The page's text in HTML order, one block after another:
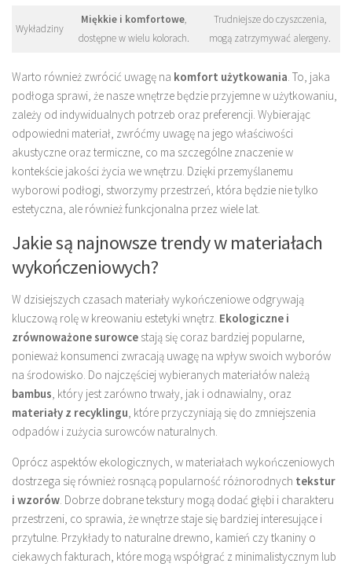
Wykładziny
Miękkie i komfortowe,
dostępne w wielu kolorach.
Trudniejsze do czyszczenia,
mogą zatrzymywać alergeny.
Warto również zwrócić uwagę na komfort użytkowania. To, jaka
podłoga sprawi, że nasze wnętrze będzie przyjemne w użytkowaniu,
zależy od indywidualnych potrzeb oraz preferencji. Wybierając
odpowiedni materiał, zwróćmy uwagę na jego właściwości
akustyczne oraz termiczne, co ma szczególne znaczenie w
kontekście jakości życia we wnętrzu. Dzięki przemyślanemu
wyborowi podłogi, stworzymy przestrzeń, która będzie nie tylko
estetyczna, ale również funkcjonalna przez wiele lat.
Jakie są najnowsze trendy w materiałach
wykończeniowych?
W dzisiejszych czasach materiały wykończeniowe odgrywają
kluczową rolę w kreowaniu estetyki wnętrz. Ekologiczne i
zrównoważone surowce stają się coraz bardziej popularne,
ponieważ konsumenci zwracają uwagę na wpływ swoich wyborów
na środowisko. Do najczęściej wybieranych materiałów należą
bambus, który jest zarówno trwały, jak i odnawialny, oraz
materiały z recyklingu, które przyczyniają się do zmniejszenia
odpadów i zużycia surowców naturalnych.
Oprócz aspektów ekologicznych, w materiałach wykończeniowych
dostrzega się również rosnącą popularność różnorodnych tekstur
i wzorów. Dobrze dobrane tekstury mogą dodać głębi i charakteru
przestrzeni, co sprawia, że wnętrze staje się bardziej interesujące i
przytulne. Przykłady to naturalne drewno, kamień czy tkaniny o
ciekawych fakturach, które mogą współgrać z minimalistycznym lub